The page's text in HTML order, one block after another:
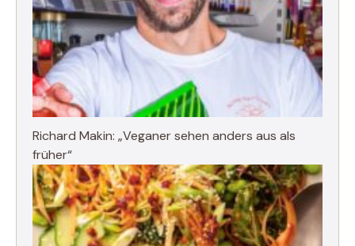
Richard Makin: „Veganer sehen anders aus als
früher“